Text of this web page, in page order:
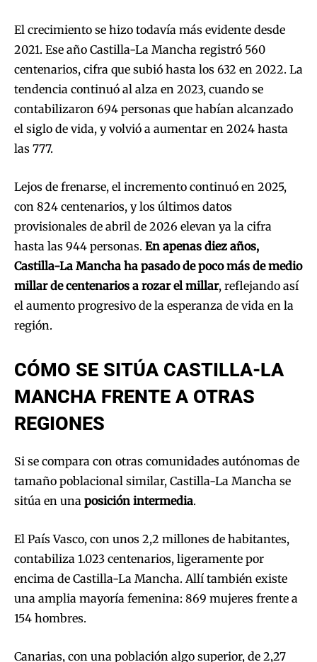
El crecimiento se hizo todavía más evidente desde
2021. Ese año Castilla-La Mancha registró 560
centenarios, cifra que subió hasta los 632 en 2022. La
tendencia continuó al alza en 2023, cuando se
contabilizaron 694 personas que habían alcanzado
el siglo de vida, y volvió a aumentar en 2024 hasta
las 777.
Lejos de frenarse, el incremento continuó en 2025,
con 824 centenarios, y los últimos datos
provisionales de abril de 2026 elevan ya la cifra
hasta las 944 personas. En apenas diez años,
Castilla-La Mancha ha pasado de poco más de medio
millar de centenarios a rozar el millar, reflejando así
el aumento progresivo de la esperanza de vida en la
región.
CÓMO SE SITÚA CASTILLA-LA
MANCHA FRENTE A OTRAS
REGIONES
Si se compara con otras comunidades autónomas de
tamaño poblacional similar, Castilla-La Mancha se
sitúa en una posición intermedia.
El País Vasco, con unos 2,2 millones de habitantes,
contabiliza 1.023 centenarios, ligeramente por
encima de Castilla-La Mancha. Allí también existe
una amplia mayoría femenina: 869 mujeres frente a
154 hombres.
Canarias, con una población algo superior, de 2,27